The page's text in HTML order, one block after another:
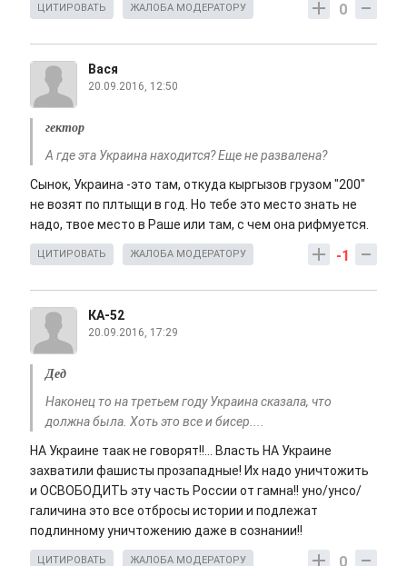
0
ЦИТИРОВАТЬ ЖАЛОБА МОДЕРАТОРУ
Вася
20.09.2016, 12:50
гектор
А где эта Украина находится? Еще не развалена?
Сынок, Украина -это там, откуда кыргызов грузом "200"
не возят по плтыщи в год. Но тебе это место знать не
надо, твое место в Раше или там, с чем она рифмуется.
-1
ЦИТИРОВАТЬ ЖАЛОБА МОДЕРАТОРУ
КА-52
20.09.2016, 17:29
Дед
Наконец то на третьем году Украина сказала, что
должна была. Хоть это все и бисер....
НА Украине таак не говорят!!... Власть НА Украине
захватили фашисты прозападные! Их надо уничтожить
и ОСВОБОДИТЬ эту часть России от гамна!! уно/унсо/
галичина это все отбросы истории и подлежат
подлинному уничтожению даже в сознании!!
0
ЦИТИРОВАТЬ ЖАЛОБА МОДЕРАТОРУ